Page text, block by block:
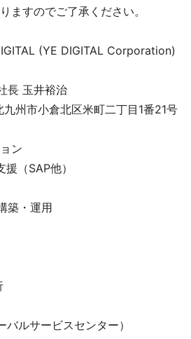
ますのでご了承ください。
(YE DIGITAL Corporation)
長 玉井裕治
州市小倉北区米町二丁目1番21号
ン
（SAP他）
築・運用
ルサービスセンター）